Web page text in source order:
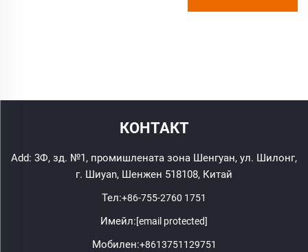
КОНТАКТ
Add: 3Ф, зд. №1, промишлената зона Шенгуан, ул. Шилонг,
г. Шиyan, Шенжен 518108, Китай
Тел:+86-755-2760 1751
Имейл:[email protected]
Мобилен:+8613751129751